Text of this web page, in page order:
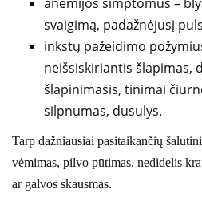
svaigimą, padažnėjusį
inkstų pažeidimo
neišsiskiriantis šlapimas,
šlapinimasis, tinimai
silpnumas, dusulys.
Tarp dažniausiai pasitaikančių
vėmimas, pilvo pūtimas, nedidelis
ar galvos skausmas.